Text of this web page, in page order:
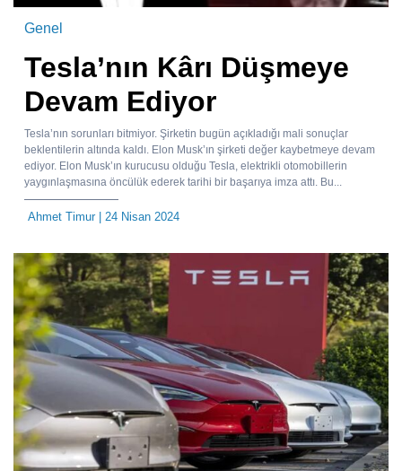
Genel
Tesla’nın Kârı Düşmeye
Devam Ediyor
Tesla’nın sorunları bitmiyor. Şirketin bugün açıkladığı mali sonuçlar
beklentilerin altında kaldı. Elon Musk’ın şirketi değer kaybetmeye devam
ediyor. Elon Musk’ın kurucusu olduğu Tesla, elektrikli otomobillerin
yaygınlaşmasına öncülük ederek tarihi bir başarıya imza attı. Bu...
Ahmet Timur| 24 Nisan 2024